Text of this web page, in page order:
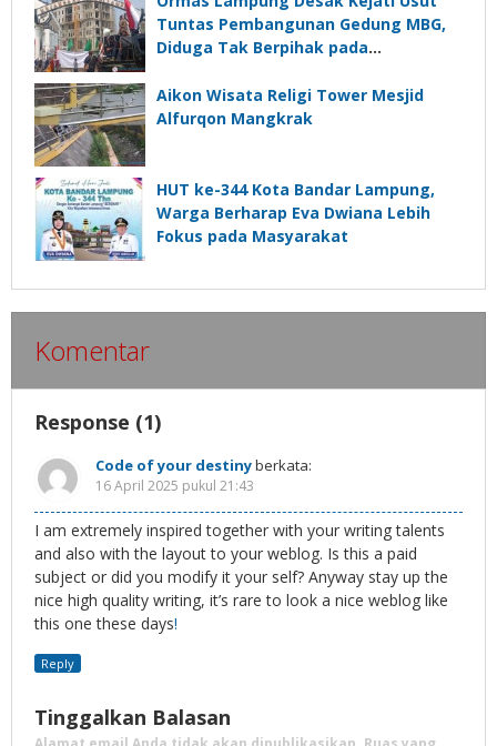
Tuntas Pembangunan Gedung MBG,
Diduga Tak Berpihak pada
Aikon Wisata Religi Tower Mesjid
Alfurqon Mangkrak
HUT ke-344 Kota Bandar Lampung,
Warga Berharap Eva Dwiana Lebih
Fokus pada Masyarakat
Komentar
Response (1)
Code of your destinyberkata:
16 April 2025 pukul 21:43
I am extremely inspired together with your writing talents
and also with the layout to your weblog. Is this a paid
subject or did you modify it your self? Anyway stay up the
nice high quality writing, it’s rare to look a nice weblog like
this one these days!
Reply
Tinggalkan Balasan